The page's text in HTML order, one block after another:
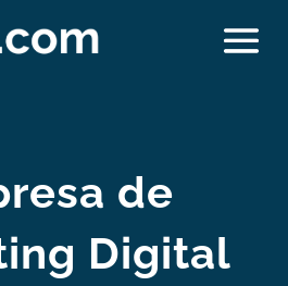
de
Digital